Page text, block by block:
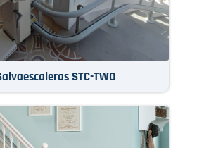
STC-TWO